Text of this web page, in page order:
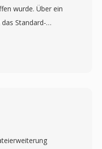
wurde. Über ein
Standard-
von der